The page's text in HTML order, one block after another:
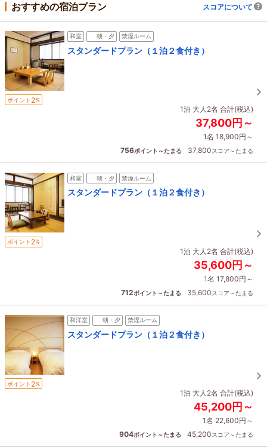
おすすめの宿泊プラン スコアについて
和室 朝・夕 禁煙ルーム
スタンダードプラン（１泊２食付き）
ポイント 2%
1泊 大人2名 合計(税込)
37,800円～
1名 18,900円～
756ポイント～たまる 37,800スコア～たまる
和室 朝・夕 禁煙ルーム
スタンダードプラン（１泊２食付き）
ポイント 2%
1泊 大人2名 合計(税込)
35,600円～
1名 17,800円～
712ポイント～たまる 35,600スコア～たまる
和洋室 朝・夕 禁煙ルーム
スタンダードプラン（１泊２食付き）
ポイント 2%
1泊 大人2名 合計(税込)
45,200円～
1名 22,600円～
904ポイント～たまる 45,200スコア～たまる